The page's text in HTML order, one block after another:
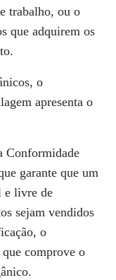
trabalho, ou o
que adquirem os
o
apresenta o
Conformidade
garante que um
e livre de
sejam vendidos
o
comprove o